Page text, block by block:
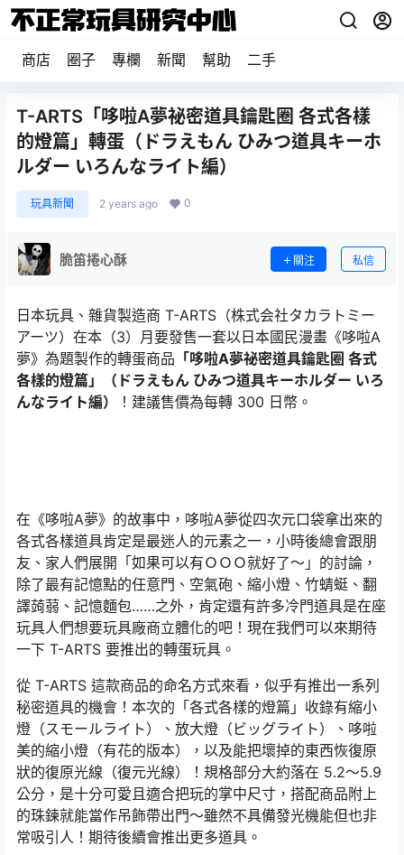
商店 圈子 專欄 新聞 幫助 二手
T-ARTS「哆啦A夢祕密道具鑰匙圈 各式各樣
的燈篇」轉蛋（ドラえもん ひみつ道具キーホ
ルダー いろんなライト編）
玩具新聞 2 years ago 0
脆笛捲心酥 關注 私信
日本玩具、雜貨製造商 T-ARTS（株式会社タカラトミー
アーツ）在本（3）月要發售一套以日本國民漫畫《哆啦A
夢》為題製作的轉蛋商品 「哆啦A夢祕密道具鑰匙圈 各式
各樣的燈篇」（ドラえもん ひみつ道具キーホルダー いろ
んなライト編）
！建議售價為每轉 300 日幣。
在《哆啦A夢》的故事中，哆啦A夢從四次元口袋拿出來的
各式各樣道具肯定是最迷人的元素之一，小時後總會跟朋
友、家人們展開「如果可以有ＯＯＯ就好了～」的討論，
除了最有記憶點的任意門、空氣砲、縮小燈、竹蜻蜓、翻
譯蒟蒻、記憶麵包……之外，肯定還有許多冷門道具是在座
玩具人們想要玩具廠商立體化的吧！現在我們可以來期待
一下 T-ARTS 要推出的轉蛋玩具。
從 T-ARTS 這款商品的命名方式來看，似乎有推出一系列
秘密道具的機會！本次的「各式各樣的燈篇」收錄有縮小
燈（スモールライト）、放大燈（ビッグライト）、哆啦
美的縮小燈（有花的版本），以及能把壞掉的東西恢復原
狀的復原光線（復元光線）！規格部分大約落在 5.2〜5.9
公分，是十分可愛且適合把玩的掌中尺寸，搭配商品附上
的珠鍊就能當作吊飾帶出門～雖然不具備發光機能但也非
常吸引人！期待後續會推出更多道具。